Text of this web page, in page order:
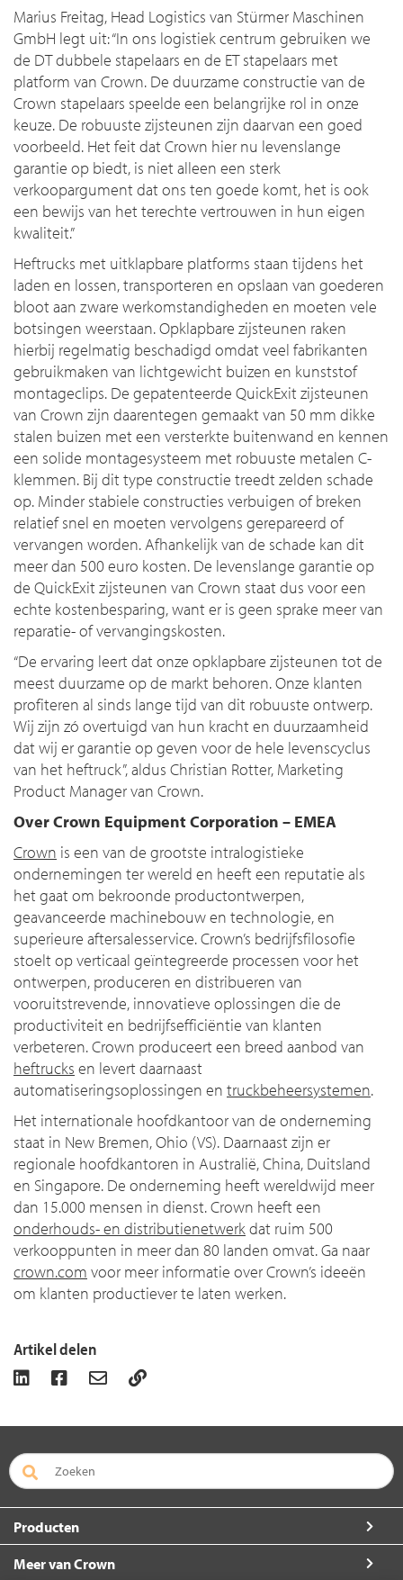
Marius Freitag, Head Logistics van Stürmer Maschinen
GmbH legt uit: “In ons logistiek centrum gebruiken we
de DT dubbele stapelaars en de ET stapelaars met
platform van Crown. De duurzame constructie van de
Crown stapelaars speelde een belangrijke rol in onze
keuze. De robuuste zijsteunen zijn daarvan een goed
voorbeeld. Het feit dat Crown hier nu levenslange
garantie op biedt, is niet alleen een sterk
verkoopargument dat ons ten goede komt, het is ook
een bewijs van het terechte vertrouwen in hun eigen
kwaliteit.”
Heftrucks met uitklapbare platforms staan tijdens het
laden en lossen, transporteren en opslaan van goederen
bloot aan zware werkomstandigheden en moeten vele
botsingen weerstaan. Opklapbare zijsteunen raken
hierbij regelmatig beschadigd omdat veel fabrikanten
gebruikmaken van lichtgewicht buizen en kunststof
montageclips. De gepatenteerde QuickExit zijsteunen
van Crown zijn daarentegen gemaakt van 50 mm dikke
stalen buizen met een versterkte buitenwand en kennen
een solide montagesysteem met robuuste metalen C-
klemmen. Bij dit type constructie treedt zelden schade
op. Minder stabiele constructies verbuigen of breken
relatief snel en moeten vervolgens gerepareerd of
vervangen worden. Afhankelijk van de schade kan dit
meer dan 500 euro kosten. De levenslange garantie op
de QuickExit zijsteunen van Crown staat dus voor een
echte kostenbesparing, want er is geen sprake meer van
reparatie- of vervangingskosten.
“De ervaring leert dat onze opklapbare zijsteunen tot de
meest duurzame op de markt behoren. Onze klanten
profiteren al sinds lange tijd van dit robuuste ontwerp.
Wij zijn zó overtuigd van hun kracht en duurzaamheid
dat wij er garantie op geven voor de hele levenscyclus
van het heftruck”, aldus Christian Rotter, Marketing
Product Manager van Crown.
Over Crown Equipment Corporation – EMEA
Crown is een van de grootste intralogistieke
ondernemingen ter wereld en heeft een reputatie als
het gaat om bekroonde productontwerpen,
geavanceerde machinebouw en technologie, en
superieure aftersalesservice. Crown’s bedrijfsfilosofie
stoelt op verticaal geïntegreerde processen voor het
ontwerpen, produceren en distribueren van
vooruitstrevende, innovatieve oplossingen die de
productiviteit en bedrijfsefficiëntie van klanten
verbeteren. Crown produceert een breed aanbod van
heftrucks en levert daarnaast
automatiseringsoplossingen en truckbeheersystemen.
Het internationale hoofdkantoor van de onderneming
staat in New Bremen, Ohio (VS). Daarnaast zijn er
regionale hoofdkantoren in Australië, China, Duitsland
en Singapore. De onderneming heeft wereldwijd meer
dan 15.000 mensen in dienst. Crown heeft een
onderhouds- en distributienetwerkdat ruim 500
verkooppunten in meer dan 80 landen omvat. Ga naar
crown.com voor meer informatie over Crown’s ideeën
om klanten productiever te laten werken.
Artikel delen
Producten
Meer van Crown